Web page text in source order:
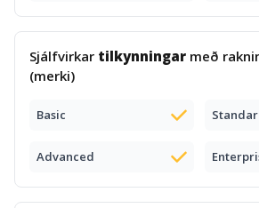
Sjálfvirkar tilkynningar með
(merki)
Basic
Advanced